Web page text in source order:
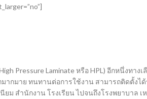
Pressure Laminate หรือ HPL) อีกหนึ่งทา
กมาย ทนทานต่อการใช้งาน สามารถติดตั้งไ
ม สำนักงาน โรงเรียน ไปจนถึงโรงพยาบา